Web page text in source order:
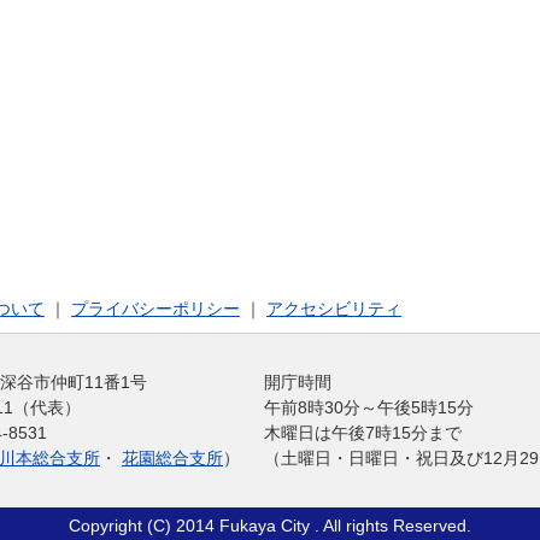
いて ｜ プライバシーポリシー ｜ アクセシビリティ
谷市仲町11番1号
（代表）
8531
川本総合支所 ・ 花園総合支所）
開庁時間
午前8時30分～午後5時15分
木曜日は午後7時15分まで
（土曜日・日曜日・祝日及び12月
Copyright (C) 2014 Fukaya City . All rights Reserved.